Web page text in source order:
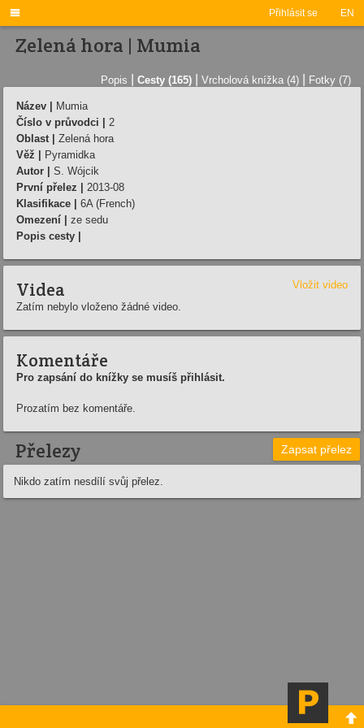
Přihlásit se EN

Zelená hora | Mumia
Popis Cesty (165) Vrcholová knížka (4) Fotky (7)
Název |
Mumia
Číslo v průvodci |
2
Oblast |
Zelená hora
Věž |
Pyramidka
Autor |
S. Wójcik
První přelez |
2013-08
Klasifikace |
6A (French)
Omezení |
ze sedu
Popis cesty |
Videa
Vložit video
Zatím nebylo vloženo žádné video.
Komentáře
Pro zapsání do knížky se musíš přihlásit.
Prozatím bez komentáře.
Přelezy Zapsat přelez
Nikdo zatím nesdílí svůj přelez.
